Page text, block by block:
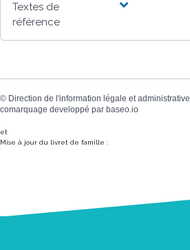
Textes de
référence
© Direction de l'information légale et administrative
comarquage developpé par baseo.io
et
Mise à jour du livret de famille :